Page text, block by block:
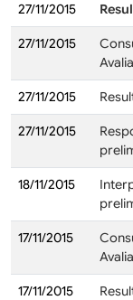
27/11/2015
27/11/2015
27/11/2015
27/11/2015
18/11/2015
17/11/2015
17/11/2015